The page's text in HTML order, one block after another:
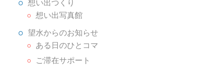
想い出つくり
想い出写真館
望水からのお知らせ
ある日のひとコマ
ご滞在サポート